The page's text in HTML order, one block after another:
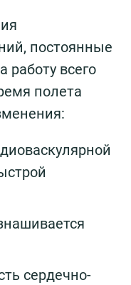
постоянные
работу всего
полета
сердечно-